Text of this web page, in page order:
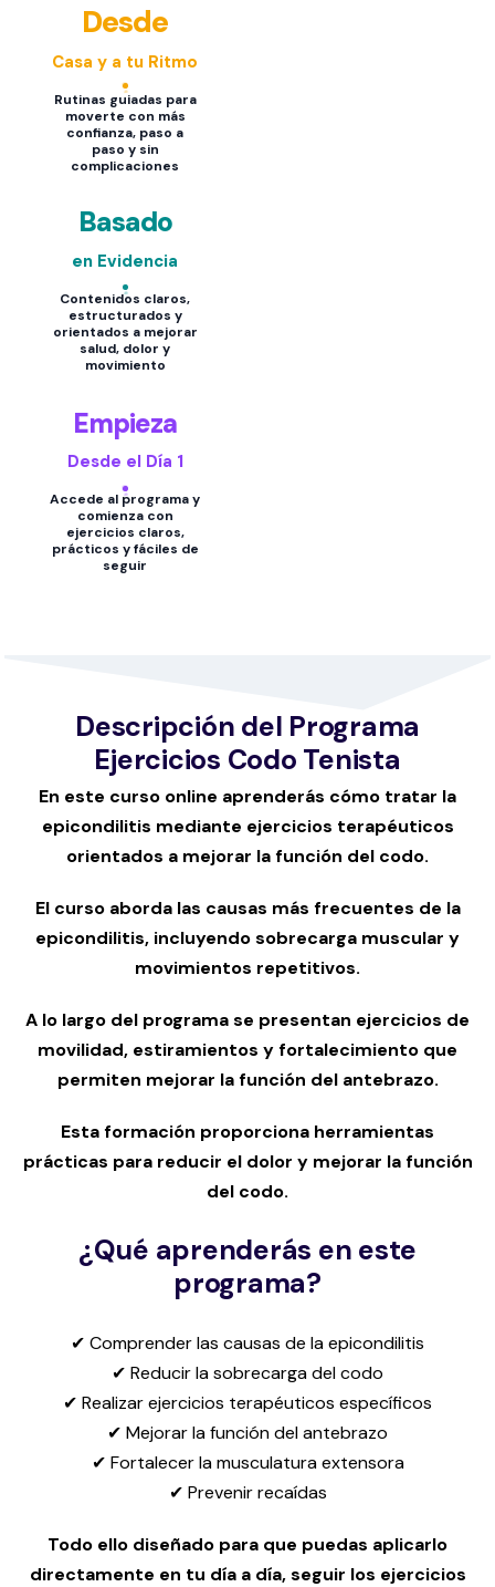
Desde
Casa y a tu Ritmo
Rutinas guiadas para
moverte con más
confianza, paso a
paso y sin
complicaciones
Basado
en Evidencia
Contenidos claros,
estructurados y
orientados a mejorar
salud, dolor y
movimiento
Empieza
Desde el Día 1
Accede al programa y
comienza con
ejercicios claros,
prácticos y fáciles de
seguir
Descripción del Programa
Ejercicios Codo Tenista
En este curso online aprenderás cómo tratar la
epicondilitis mediante ejercicios terapéuticos
orientados a mejorar la función del codo.
El curso aborda las causas más frecuentes de la
epicondilitis, incluyendo sobrecarga muscular y
movimientos repetitivos.
A lo largo del programa se presentan ejercicios de
movilidad, estiramientos y fortalecimiento que
permiten mejorar la función del antebrazo.
Esta formación proporciona herramientas
prácticas para reducir el dolor y mejorar la función
del codo.
¿Qué aprenderás en este
programa?
✔ Comprender las causas de la epicondilitis
✔ Reducir la sobrecarga del codo
✔ Realizar ejercicios terapéuticos específicos
✔ Mejorar la función del antebrazo
✔ Fortalecer la musculatura extensora
✔ Prevenir recaídas
Todo ello diseñado para que puedas aplicarlo
directamente en tu día a día, seguir los ejercicios